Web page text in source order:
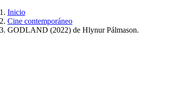
Inicio
Cine contemporáneo
GODLAND (2022) de Hlynur Pálmason.